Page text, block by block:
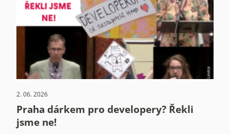
2. 06. 2026
Praha dárkem pro developery? Řekli
jsme ne!